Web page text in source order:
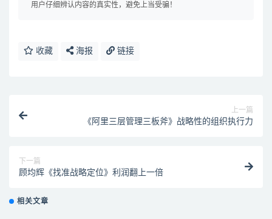
用户仔细辨认内容的真实性，避免上当受骗！
收藏 海报 链接
上一篇
《阿里三层管理三板斧》战略性的组织执行力
下一篇
顾均辉《找准战略定位》利润翻上一倍
相关文章